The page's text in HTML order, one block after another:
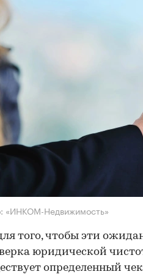
«ИНКОМ-Недвижимость»
того, чтобы эти
юридической
определенный